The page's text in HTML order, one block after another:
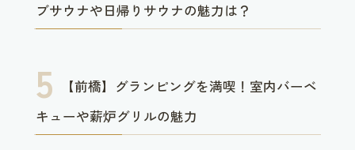
ブサウナや日帰りサウナの魅力は？
【前橋】グランピングを満喫！室内バーベ
キューや薪炉グリルの魅力